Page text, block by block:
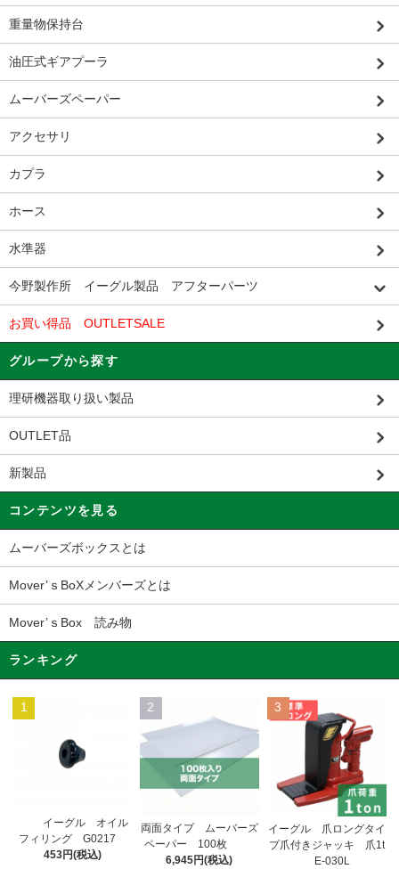
重量物保持台
油圧式ギアプーラ
ムーバーズペーパー
アクセサリ
カプラ
ホース
水準器
今野製作所 イーグル製品 アフターパーツ
お買い得品 OUTLETSALE
グループから探す
理研機器取り扱い製品
OUTLET品
新製品
コンテンツを見る
ムーバーズボックスとは
Mover’ｓBoXメンバーズとは
Mover’ｓBox 読み物
ランキング
1
イーグル オイル
フィリング G0217
453円(税込)
2
両面タイプ ムーバーズ
ペーパー 100枚
6,945円(税込)
3
イーグル 爪ロングタイ
プ爪付きジャッキ 爪1t
E-030L